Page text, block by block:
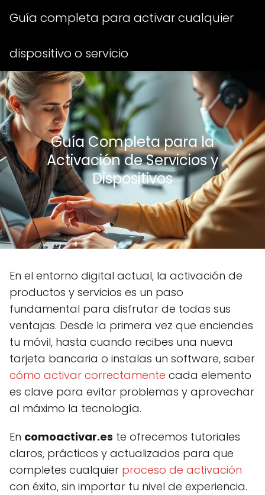
Guía completa para activar cualquier
dispositivo o servicio
Guía Completa para la
Activación de Servicios y
Dispositivos
En el entorno digital actual, la activación de
productos y servicios es un paso
fundamental para disfrutar de todas sus
ventajas. Desde la primera vez que enciendes
tu móvil, hasta cuando recibes una nueva
tarjeta bancaria o instalas un software, saber
cómo activar correctamente cada elemento
es clave para evitar problemas y aprovechar
al máximo la tecnología.
En comoactivar.es te ofrecemos tutoriales
claros, prácticos y actualizados para que
completes cualquier proceso de activación
con éxito, sin importar tu nivel de experiencia.